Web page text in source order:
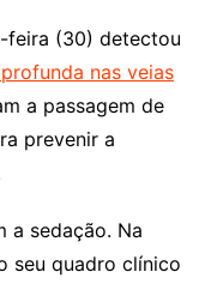
feira (30) detectou
nas veias
a passagem de
prevenir a
a sedação. Na
seu quadro clínico